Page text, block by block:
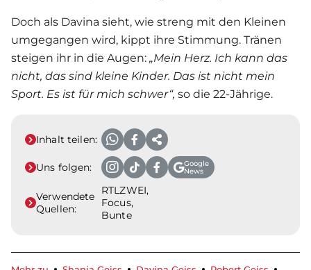
Doch als Davina sieht, wie streng mit den Kleinen
umgegangen wird, kippt ihre Stimmung. Tränen
steigen ihr in die Augen: „Mein Herz. Ich kann das
nicht, das sind kleine Kinder. Das ist nicht mein
Sport. Es ist für mich schwer“, so die 22-Jährige.
Inhalt teilen:
Uns folgen:
Google
News
Verwendete
Quellen:
RTLZWEI,
Focus,
Bunte